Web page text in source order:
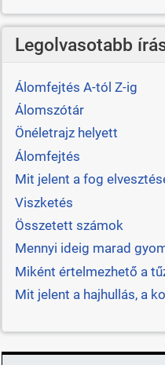
Legolvasotabb
Álomfejtés A-tól Z-ig
Álomszótár
Önéletrajz helyett
Álomfejtés
Mit jelent a fog
Viszketés
Összetett számok
Mennyi ideig marad
Miként értelmezhető a
Mit jelent a hajhullás, a